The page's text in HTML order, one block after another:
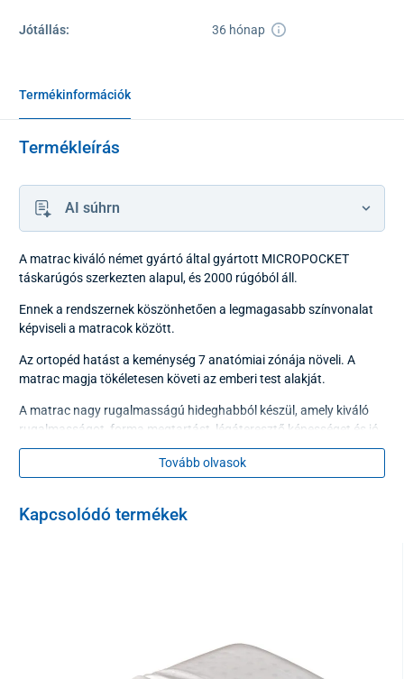
Jótállás: 36 hónap
Termékinformációk
Termékleírás
AI súhrn
A matrac kiváló német gyártó által gyártott MICROPOCKET
táskarúgós szerkezten alapul, és 2000 rúgóból áll.
Ennek a rendszernek köszönhetően a legmagasabb színvonalat
képviseli a matracok között.
Az ortopéd hatást a keménység 7 anatómiai zónája növeli. A
matrac magja tökéletesen követi az emberi test alakját.
A matrac nagy rugalmasságú hideghabból készül, amely kiváló
rugalmasságot, forma megtartást, légáteresztő képességet és jó
nedvesség elvezetést biztosít.
A latex réteg kitűnő ergonómiai és elasztikus tulajdonságokkal
milliárdjaiból áll.
Tovább olvasok
Kapcsolódó termékek